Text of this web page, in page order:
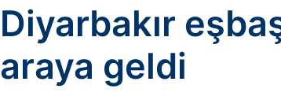
Diyarbakır
araya geldi